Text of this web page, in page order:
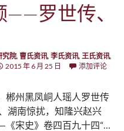
——罗世传、
究院, 曹氏资讯, 李氏资讯, 王氏资讯,
2015 年 6 月 25 日 添加评论
郴州黑凤峒人瑶人罗世传
湖南惊扰，知隆兴赵兴
宋史》卷四百九十四“…